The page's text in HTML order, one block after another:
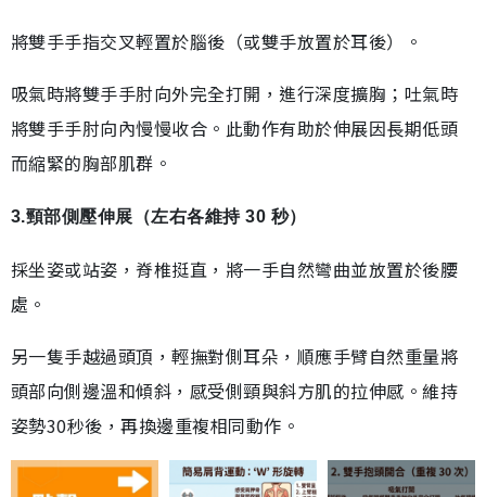
將雙手手指交叉輕置於腦後（或雙手放置於耳後）。
吸氣時將雙手手肘向外完全打開，進行深度擴胸；吐氣時
將雙手手肘向內慢慢收合。此動作有助於伸展因長期低頭
而縮緊的胸部肌群。
3.頸部側壓伸展（左右各維持 30 秒）
採坐姿或站姿，脊椎挺直，將一手自然彎曲並放置於後腰
處。
另一隻手越過頭頂，輕撫對側耳朵，順應手臂自然重量將
頭部向側邊溫和傾斜，感受側頸與斜方肌的拉伸感。維持
姿勢30秒後，再換邊重複相同動作。